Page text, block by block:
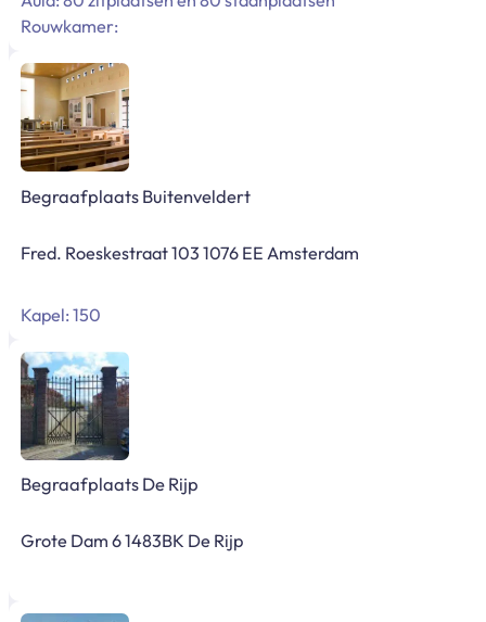
Rouwkamer:
Begraafplaats Buitenveldert
Fred. Roeskestraat 103 1076 EE Amsterdam
Kapel: 150
Begraafplaats De Rijp
Grote Dam 6 1483BK De Rijp